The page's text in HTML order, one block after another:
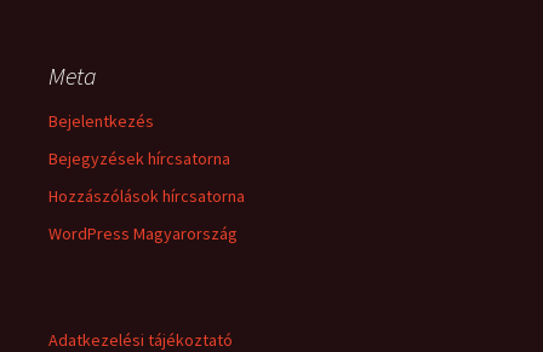
Meta
Bejelentkezés
Bejegyzések hírcsatorna
Hozzászólások hírcsatorna
WordPress Magyarország
Adatkezelési tájékoztató